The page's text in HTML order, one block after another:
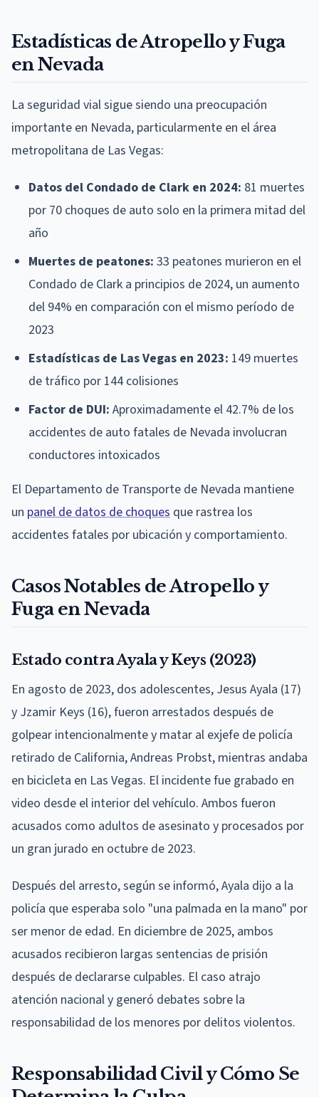
Estadísticas de Atropello y Fuga
en Nevada
La seguridad vial sigue siendo una preocupación
importante en Nevada, particularmente en el área
metropolitana de Las Vegas:
Datos del Condado de Clark en 2024: 81 muertes
por 70 choques de auto solo en la primera mitad del
año
Muertes de peatones: 33 peatones murieron en el
Condado de Clark a principios de 2024, un aumento
del 94% en comparación con el mismo período de
2023
Estadísticas de Las Vegas en 2023: 149 muertes
de tráfico por 144 colisiones
Factor de DUI: Aproximadamente el 42.7% de los
accidentes de auto fatales de Nevada involucran
conductores intoxicados
El Departamento de Transporte de Nevada mantiene
un panel de datos de choques que rastrea los
accidentes fatales por ubicación y comportamiento.
Casos Notables de Atropello y
Fuga en Nevada
Estado contra Ayala y Keys (2023)
En agosto de 2023, dos adolescentes, Jesus Ayala (17)
y Jzamir Keys (16), fueron arrestados después de
golpear intencionalmente y matar al exjefe de policía
retirado de California, Andreas Probst, mientras andaba
en bicicleta en Las Vegas. El incidente fue grabado en
video desde el interior del vehículo. Ambos fueron
acusados como adultos de asesinato y procesados por
un gran jurado en octubre de 2023.
Después del arresto, según se informó, Ayala dijo a la
policía que esperaba solo "una palmada en la mano" por
ser menor de edad. En diciembre de 2025, ambos
acusados recibieron largas sentencias de prisión
después de declararse culpables. El caso atrajo
atención nacional y generó debates sobre la
responsabilidad de los menores por delitos violentos.
Responsabilidad Civil y Cómo Se